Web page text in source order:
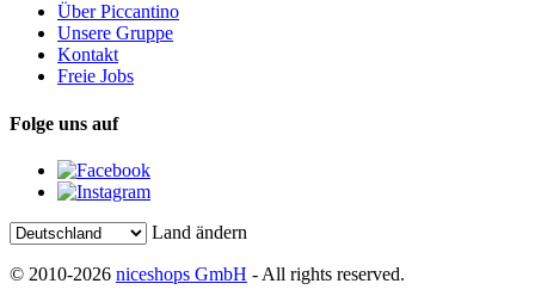
Über Piccantino
Unsere Gruppe
Kontakt
Freie Jobs
Folge uns auf
Land ändern
© 2010-2026 niceshops GmbH - All rights reserved.